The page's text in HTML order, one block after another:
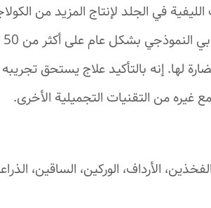
في الجلد لإنتاج المزيد من
الذي يحارب علامات الشيخوخة. قد يحتوي كوكتيل الميزوثيرابي النموذجي بشكل عام على أكثر من 50
لها. إنه بالتأكيد علاج يستحق تجريبه
من التقنيات التجميلية الأخرى.
الأرداف، الوركين، الساقين،